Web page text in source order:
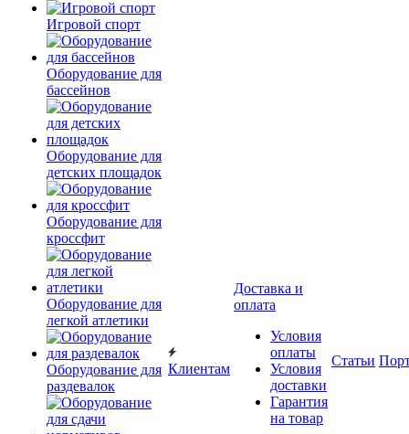
Игровой спорт
Оборудование для
бассейнов
Оборудование для
детских площадок
Оборудование для
кроссфит
Оборудование для
легкой атлетики
Оборудование для
раздевалок
Клиентам
Доставка и
оплата
Условия
оплаты
Условия
доставки
Гарантия
на товар
Статьи